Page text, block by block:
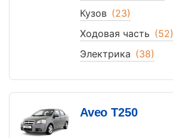
Кузов (23)
Ходовая часть (52)
Электрика (38)
Aveo T250